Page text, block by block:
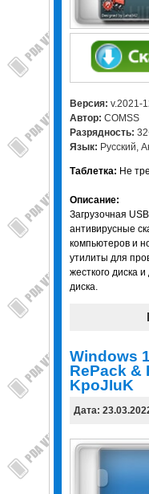
Версия: v.2021-
Автор: COMSS
Разрядность:
Язык: Русский,
Таблетка: Не
Описание:
Загрузочная
антивирусные
компьютеров и
утилиты для
жесткого диска
диска.
Windows
RePack &
KpoJIuK
Дата: